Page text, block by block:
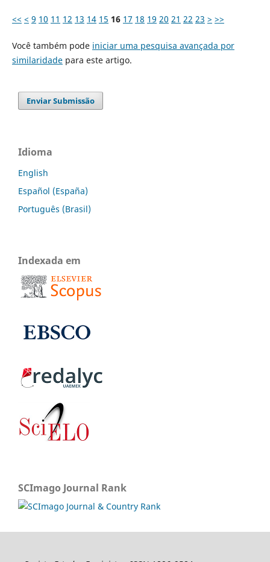
<< < 9 10 11 12 13 14 15 16 17 18 19 20 21 22 23 > >>
Você também pode iniciar uma pesquisa avançada por
similaridadepara este artigo.
Enviar Submissão
Idioma
English
Español (España)
Português (Brasil)
Indexada em
SCImago Journal Rank